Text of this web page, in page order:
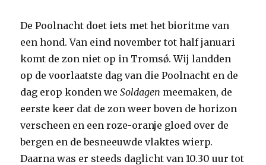
De Poolnacht doet iets met het bioritme van
een hond. Van eind november tot half januari
komt de zon niet op in Tromsǿ. Wij landden
op de voorlaatste dag van die Poolnacht en de
dag erop konden weSoldagen meemaken, de
eerste keer dat de zon weer boven de horizon
verscheen en een roze-oranje gloed over de
bergen en de besneeuwde vlaktes wierp.
Daarna was er steeds daglicht van 10.30 uur tot